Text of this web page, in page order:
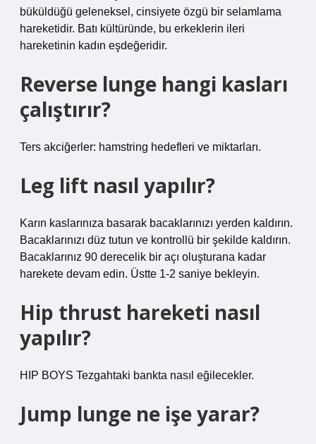
büküldüğü geleneksel, cinsiyete özgü bir selamlama
hareketidir. Batı kültüründe, bu erkeklerin ileri
hareketinin kadın eşdeğeridir.
Reverse lunge hangi kasları
çalıştırır?
Ters akciğerler: hamstring hedefleri ve miktarları.
Leg lift nasıl yapılır?
Karın kaslarınıza basarak bacaklarınızı yerden kaldırın.
Bacaklarınızı düz tutun ve kontrollü bir şekilde kaldırın.
Bacaklarınız 90 derecelik bir açı oluşturana kadar
harekete devam edin. Üstte 1-2 saniye bekleyin.
Hip thrust hareketi nasıl
yapılır?
HIP BOYS Tezgahtaki bankta nasıl eğilecekler.
Jump lunge ne işe yarar?